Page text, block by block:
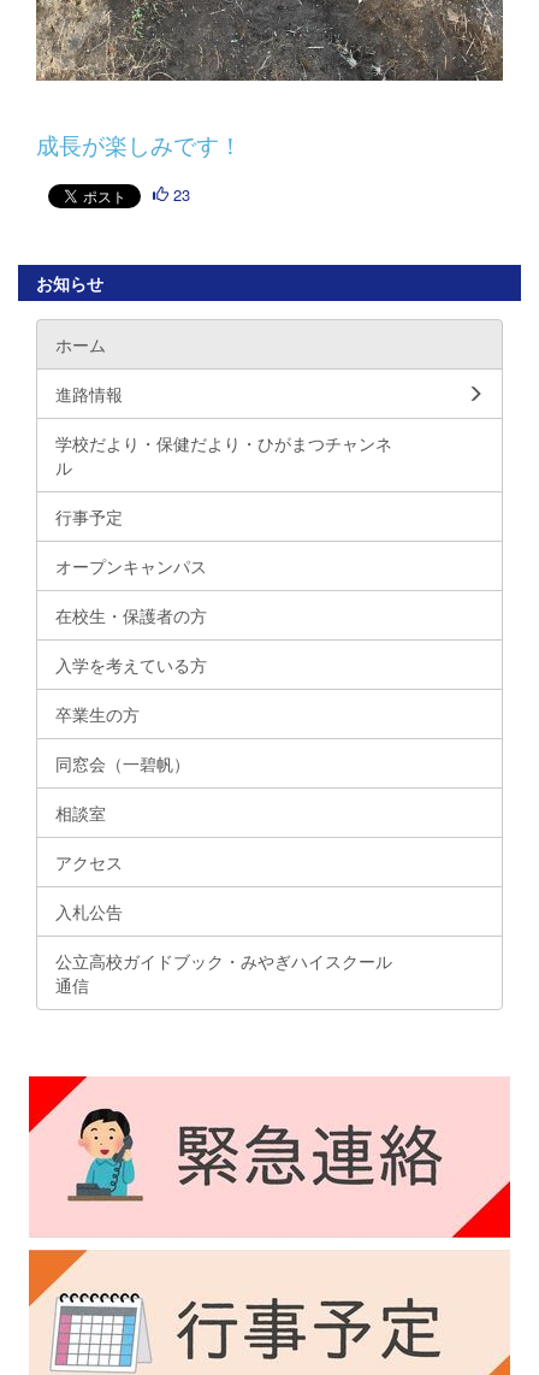
成長が楽しみです！
23
お知らせ
ホーム
進路情報
学校だより・保健だより・ひがまつチャンネ
ル
行事予定
オープンキャンパス
在校生・保護者の方
入学を考えている方
卒業生の方
同窓会（一碧帆）
相談室
アクセス
入札公告
公立高校ガイドブック・みやぎハイスクール
通信